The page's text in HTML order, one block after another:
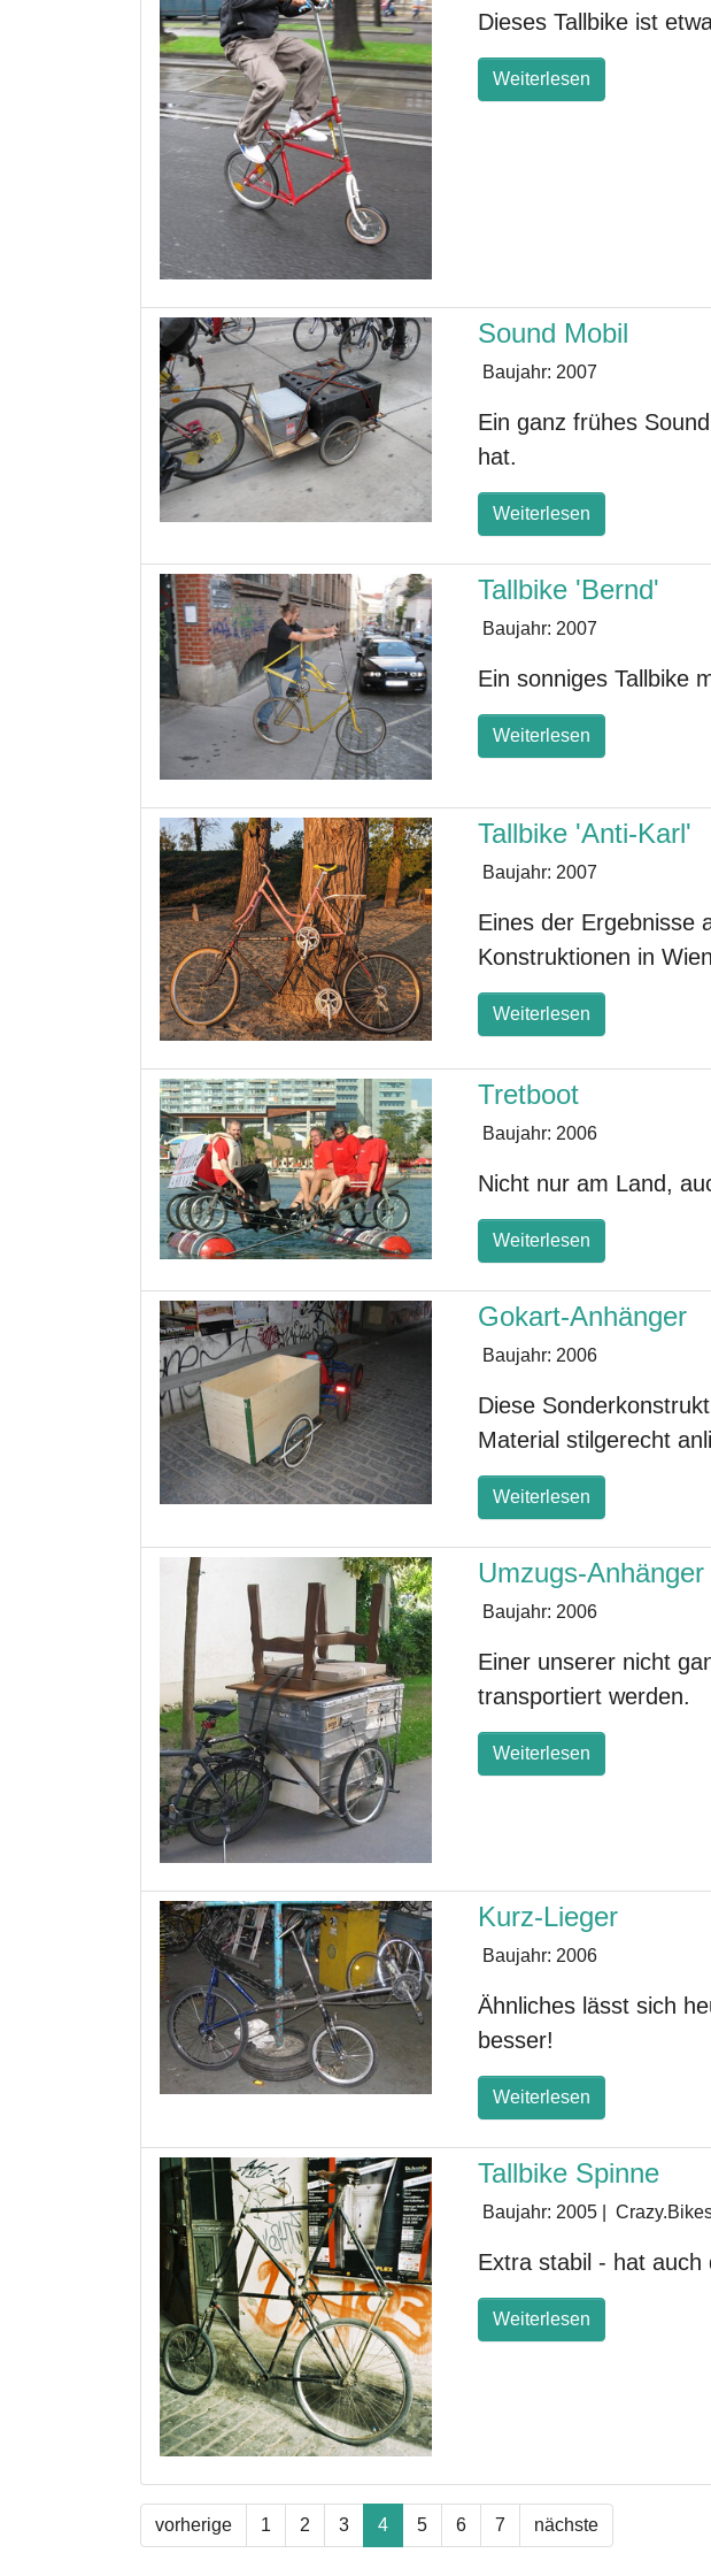
Dieses Tallbike ist
Weiterlesen
Sound Mobil
Baujahr: 2007
Ein ganz frühes
hat.
Weiterlesen
Tallbike 'Bernd'
Baujahr: 2007
Ein sonniges Tallbike
Weiterlesen
Tallbike 'Anti-Karl'
Baujahr: 2007
Eines der Ergebnisse
Konstruktionen in
Weiterlesen
Tretboot
Baujahr: 2006
Nicht nur am Land,
Weiterlesen
Gokart-Anhänger
Baujahr: 2006
Diese
Material stilgerecht
Weiterlesen
Umzugs-Anhänger
Baujahr: 2006
Einer unserer nicht
transportiert werden.
Weiterlesen
Kurz-Lieger
Baujahr: 2006
Ähnliches lässt sich
besser!
Weiterlesen
Tallbike Spinne
Baujahr: 2005
Extra stabil - hat auch
Weiterlesen
vorherige 1 2 3 4 5 6 7 nächste